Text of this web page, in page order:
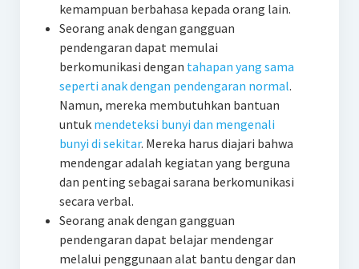
kemampuan berbahasa kepada orang lain.
Seorang anak dengan gangguan
pendengaran dapat memulai
berkomunikasi dengan tahapan yang sama
seperti anak dengan pendengaran normal.
Namun, mereka membutuhkan bantuan
untuk mendeteksi bunyi dan mengenali
bunyi di sekitar. Mereka harus diajari bahwa
mendengar adalah kegiatan yang berguna
dan penting sebagai sarana berkomunikasi
secara verbal.
Seorang anak dengan gangguan
pendengaran dapat belajar mendengar
melalui penggunaan alat bantu dengar dan